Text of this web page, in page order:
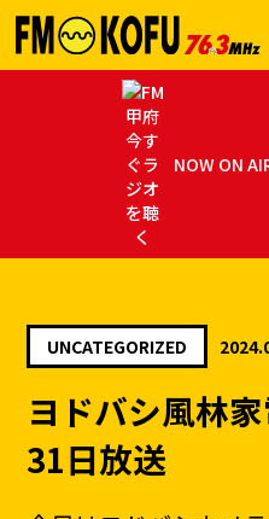
NOW ON
UNCATEGORIZED
ヨドバシ風林
31日放送